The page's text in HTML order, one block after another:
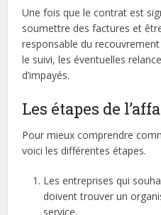
Une fois que le contrat est
soumettre des factures et
responsable du
le suivi, les éventuelles
d’impayés.
Les étapes de
Pour mieux comprendre
voici les différentes étapes.
Les entreprises qui
doivent trouver un
service.